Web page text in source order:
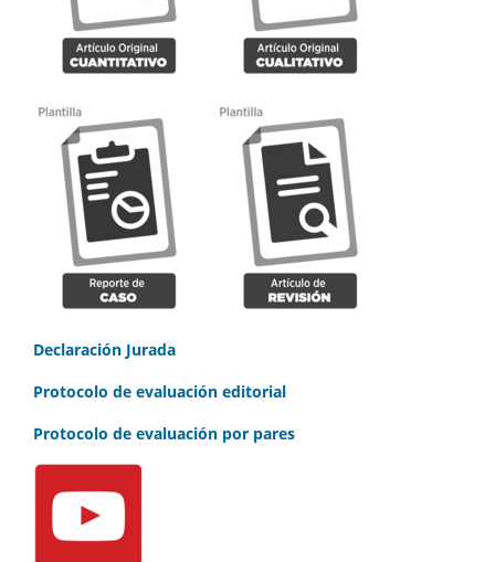
Declaración Jurada
Protocolo de evaluación editorial
Protocolo de evaluación por pares